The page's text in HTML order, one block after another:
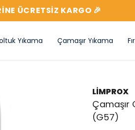
ÜCRETSİZ KARGO 🎉
Yıkama Çamaşır Yıkama
LİMPROX
Çamaşır
(G57)